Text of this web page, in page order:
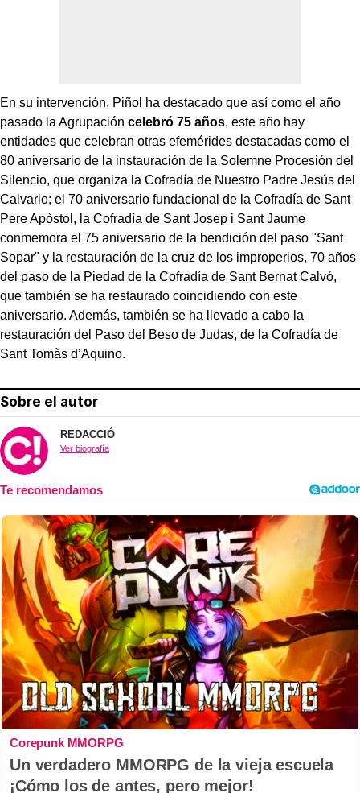
En su intervención, Piñol ha destacado que así como el año
pasado la Agrupación celebró 75 años, este año hay
entidades que celebran otras efemérides destacadas como el
80 aniversario de la instauración de la Solemne Procesión del
Silencio, que organiza la Cofradía de Nuestro Padre Jesús del
Calvario; el 70 aniversario fundacional de la Cofradía de Sant
Pere Apòstol, la Cofradía de Sant Josep i Sant Jaume
conmemora el 75 aniversario de la bendición del paso "Sant
Sopar" y la restauración de la cruz de los improperios, 70 años
del paso de la Piedad de la Cofradía de Sant Bernat Calvó,
que también se ha restaurado coincidiendo con este
aniversario. Además, también se ha llevado a cabo la
restauración del Paso del Beso de Judas, de la Cofradía de
Sant Tomàs d’Aquino.
Sobre el autor
REDACCIÓ
Ver biografía
Corepunk MMORPG
Un verdadero MMORPG de la vieja escuela
¡Cómo los de antes, pero mejor!